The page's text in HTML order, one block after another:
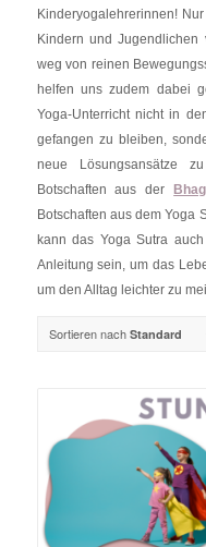
Kinderyogalehrerinnen!
Kindern und
weg von reinen
helfen uns zudem dabei
Yoga-Unterricht nicht in
gefangen zu bleiben,
neue Lösungsansätze
Botschaften aus der
Botschaften aus dem Yoga
kann das Yoga Sutra
Anleitung sein, um das
um den Alltag leichter zu
Sortieren nach Standard